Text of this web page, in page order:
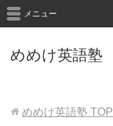
めめけ英語塾
メニュー
めめけ英語塾 TOP